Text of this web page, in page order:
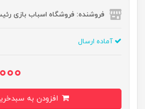
فروشنده: فروشگاه اسباب بازی
آماده ارسال